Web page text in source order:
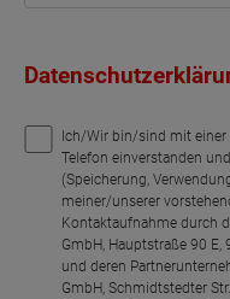
Ich/Wir bin/sind mit einer
Telefon einverstanden
(Speicherung,
meiner/unserer
Kontaktaufnahme durch
GmbH, Hauptstraße 90
und deren
GmbH, Schmidtstedter